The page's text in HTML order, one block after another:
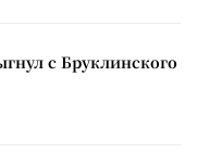
с Бруклинского